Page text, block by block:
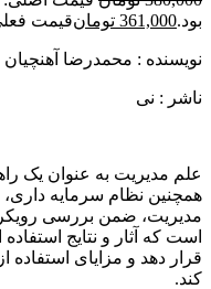
بود.361,000 تومانقیمت فعلی: 361,000
نویسنده : محمدرضا آهنچیان
ناشر : نی
علم مدیریت به عنوان یک
همچنین نظام سرمایه
مدیریت، ضمن بررسی
است که آثار و نتایج
قرار دهد و مزایای استفاده
کند.